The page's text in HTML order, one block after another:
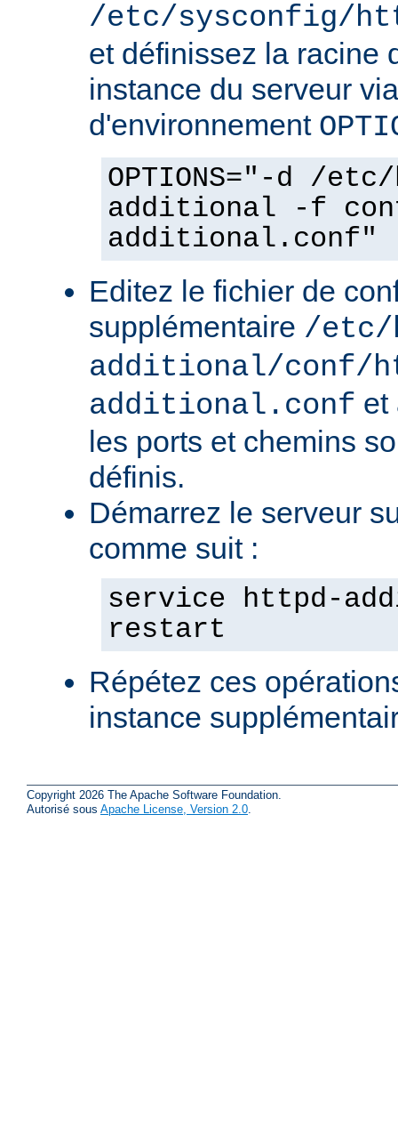
/etc/sysconfig/
et définissez la racine
instance du serveur
d'environnement
OPTIONS="-d /
additional -f
additional.conf"
Editez le fichier de
supplémentaire /etc/
additional/conf/
additional.conf et
les ports et chemins
définis.
Démarrez le serveur
comme suit :
service httpd-
restart
Répétez ces
instance
Copyright 2026 The Apache Software Foundation.
Autorisé sous Apache License, Version 2.0